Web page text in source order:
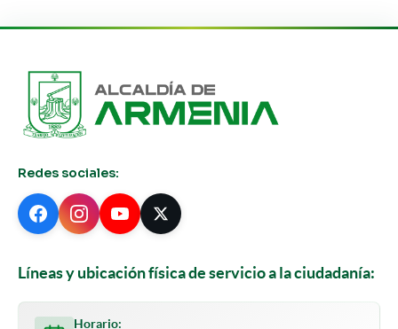
Redes sociales:
Líneas y ubicación física de servicio a la ciudadanía:
Horario: